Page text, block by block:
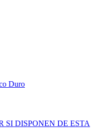
Duro
SI DISPONEN DE ESTA